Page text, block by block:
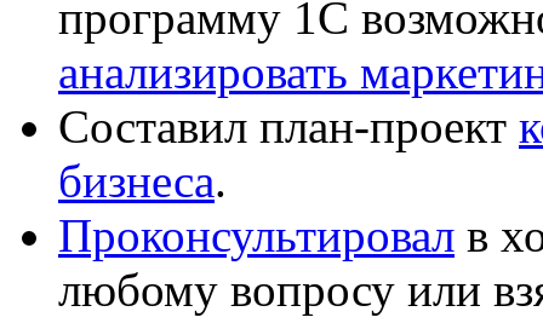
программу 1С
анализировать
Составил план-проект
бизнеса.
Проконсультировал в
любому вопросу или